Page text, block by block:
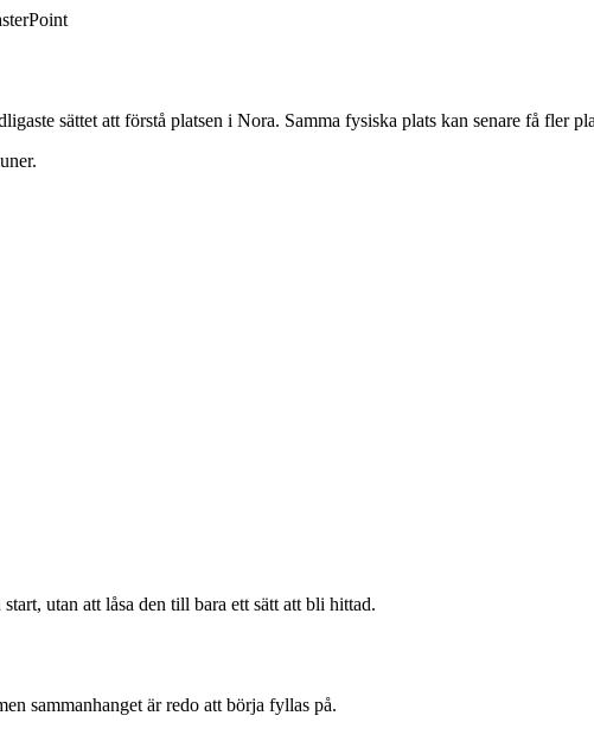
sättet att förstå platsen i Nora. Samma fysiska plats kan senare få fler
utan att låsa den till bara ett sätt att bli hittad.
sammanhanget är redo att börja fyllas på.